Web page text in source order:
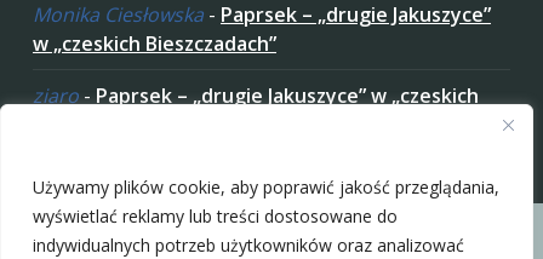
Używamy plików cookie, aby poprawić jakość przeglądania,
wyświetlać reklamy lub treści dostosowane do
indywidualnych potrzeb użytkowników oraz analizować
Monika Ciesłowska - Paprsek – „drugie Jakuszyce”
w „czeskich Bieszczadach”
ziaro - Paprsek – „drugie Jakuszyce” w „czeskich